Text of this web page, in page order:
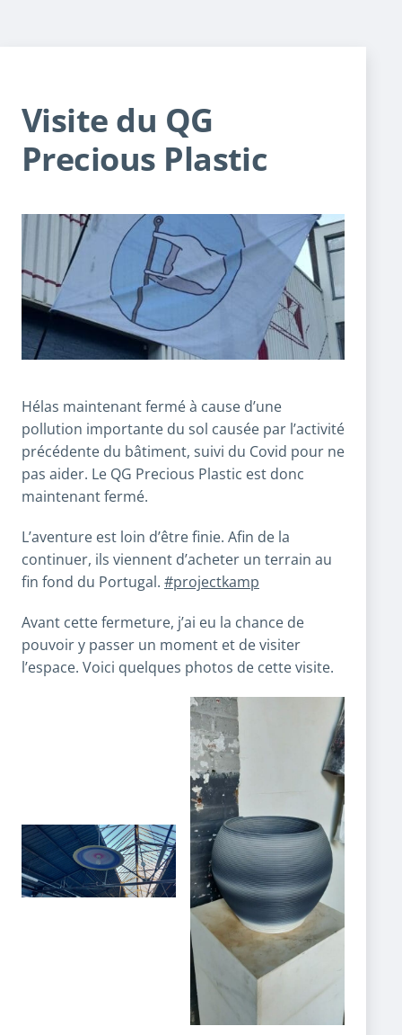
Visite du QG
Precious Plastic
Hélas maintenant fermé à cause d’une
pollution importante du sol causée par l’activité
précédente du bâtiment, suivi du Covid pour ne
pas aider. Le QG Precious Plastic est donc
maintenant fermé.
L’aventure est loin d’être finie. Afin de la
continuer, ils viennent d’acheter un terrain au
fin fond du Portugal. #projectkamp
Avant cette fermeture, j’ai eu la chance de
pouvoir y passer un moment et de visiter
l’espace. Voici quelques photos de cette visite.